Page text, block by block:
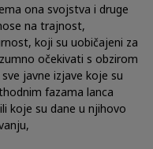
ona svojstva i druge
na trajnost,
koji su uobičajeni za
očekivati s obzirom
javne izjave koje su
fazama lanca
koje su dane u njihovo